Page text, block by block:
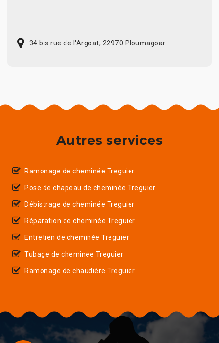
34 bis rue de l'Argoat, 22970 Ploumagoar
Autres services
Ramonage de cheminée Treguier
Pose de chapeau de cheminée Treguier
Débistrage de cheminée Treguier
Réparation de cheminée Treguier
Entretien de cheminée Treguier
Tubage de cheminée Treguier
Ramonage de chaudière Treguier